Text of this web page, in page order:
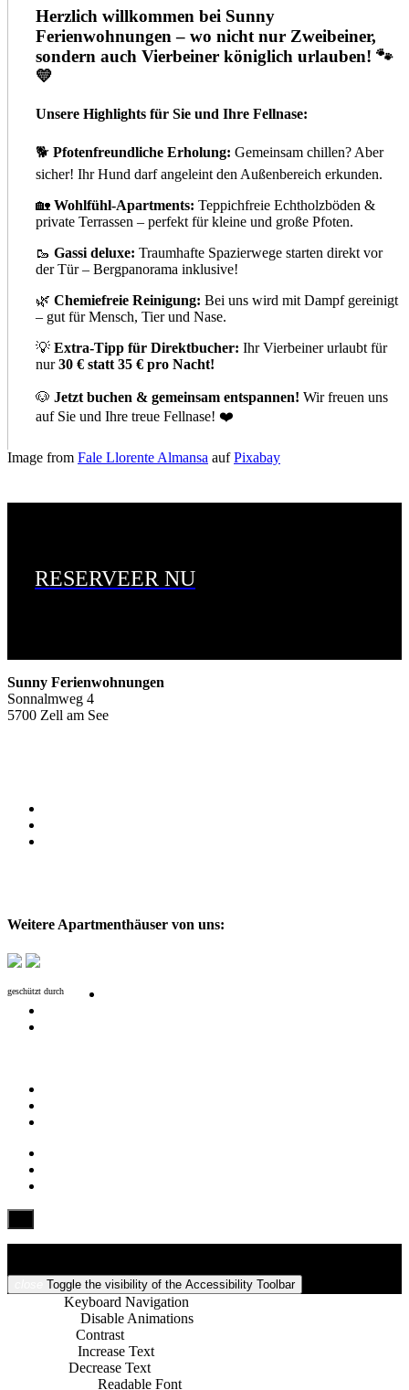
Herzlich willkommen bei Sunny
Ferienwohnungen – wo nicht nur Zweibeiner,
sondern auch Vierbeiner königlich urlauben! 🐾
💛
Unsere Highlights für Sie und Ihre Fellnase:
🐕Pfotenfreundliche Erholung: Gemeinsam chillen? Aber
sicher! Ihr Hund darf angeleint den Außenbereich erkunden.
🏡Wohlfühl-Apartments: Teppichfreie Echtholzböden &
private Terrassen – perfekt für kleine und große Pfoten.
🥾Gassi deluxe: Traumhafte Spazierwege starten direkt vor
der Tür – Bergpanorama inklusive!
🌿Chemiefreie Reinigung: Bei uns wird mit Dampf gereinigt
– gut für Mensch, Tier und Nase.
💡Extra-Tipp für Direktbucher: Ihr Vierbeiner urlaubt für
nur30 € statt 35 € pro Nacht!
🐶Jetzt buchen & gemeinsam entspannen! Wir freuen uns
auf Sie und Ihre treue Fellnase! ❤️
Image from Fale Llorente Almansa aufPixabay
RESERVEER NU
Sunny Ferienwohnungen
Sonnalmweg 4
5700 Zell am See
Weitere Apartmenthäuser von uns:
geschützt durch mSecurity
Toggle the visibility of the Accessibility Toolbar
Keyboard Navigation
Disable Animations
Contrast
Increase Text
Decrease Text
Readable Font